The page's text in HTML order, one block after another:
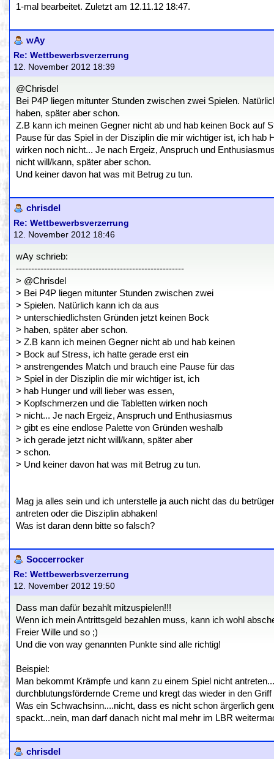
1-mal bearbeitet. Zuletzt am 12.11.12 18:47.
wAy
Re: Wettbewerbsverzerrung
12. November 2012 18:39
@Chrisdel
Bei P4P liegen mitunter Stunden zwischen zwei Spielen.
haben, später aber schon.
Z.B kann ich meinen Gegner nicht ab und hab keinen Bock auf
Pause für das Spiel in der Disziplin die mir wichtiger ist, ich
wirken noch nicht... Je nach Ergeiz, Anspruch und
nicht will/kann, später aber schon.
Und keiner davon hat was mit Betrug zu tun.
chrisdel
Re: Wettbewerbsverzerrung
12. November 2012 18:46
wAy schrieb:
-------------------------------------------------------
> @Chrisdel
> Bei P4P liegen mitunter Stunden zwischen zwei
> Spielen. Natürlich kann ich da aus
> unterschiedlichsten Gründen jetzt keinen Bock
> haben, später aber schon.
> Z.B kann ich meinen Gegner nicht ab und hab keinen
> Bock auf Stress, ich hatte gerade erst ein
> anstrengendes Match und brauch eine Pause für das
> Spiel in der Disziplin die mir wichtiger ist, ich
> hab Hunger und will lieber was essen,
> Kopfschmerzen und die Tabletten wirken noch
> nicht... Je nach Ergeiz, Anspruch und Enthusiasmus
> gibt es eine endlose Palette von Gründen weshalb
> ich gerade jetzt nicht will/kann, später aber
> schon.
> Und keiner davon hat was mit Betrug zu tun.
Mag ja alles sein und ich unterstelle ja auch nicht das du
antreten oder die Disziplin abhaken!
Was ist daran denn bitte so falsch?
Soccerrocker
Re: Wettbewerbsverzerrung
12. November 2012 19:50
Dass man dafür bezahlt mitzuspielen!!!
Wenn ich mein Antrittsgeld bezahlen muss, kann ich wohl
Freier Wille und so ;)
Und die von way genannten Punkte sind alle richtig!
Beispiel:
Man bekommt Krämpfe und kann zu einem Spiel nicht
durchblutungsfördernde Creme und kregt das wieder in den
Was ein Schwachsinn....nicht, dass es nicht schon ärgerlich
spackt...nein, man darf danach nicht mal mehr im LBR
chrisdel